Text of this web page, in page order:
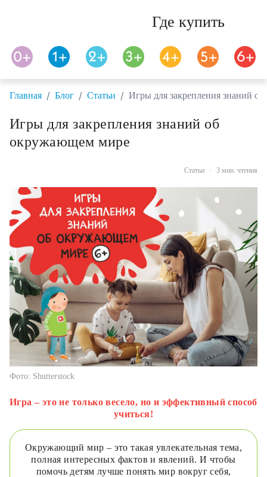
Где купить
Главная / Блог / Статьи / Игры для закрепления знаний
Игры для закрепления знаний об
окружающем мире
Статьи · 3 мин. чтения
Фото: Shutterstock
Игра – это не только весело, но и эффективный способ
учиться!
Окружающий мир – это такая увлекательная тема,
полная интересных фактов и явлений. И чтобы
помочь детям лучше понять мир вокруг себя,